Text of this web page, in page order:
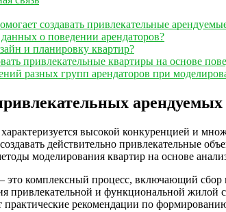
создавать привлекательные
о поведении арендаторов?
и планировку квартир?
привлекательные квартиры на основе
разных групп арендаторов при
высокой конкуренцией и
действительно привлекательные
моделирования квартир на основе
комплексный процесс, включающий
привлекательной и функциональной
практические рекомендации по